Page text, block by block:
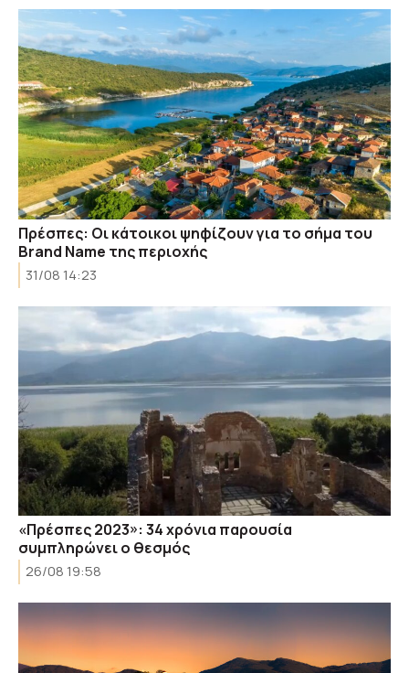
Πρέσπες: Οι κάτοικοι ψηφίζουν για το σήμα του
Brand Name της περιοχής
31/08 14:23
«Πρέσπες 2023»: 34 χρόνια παρουσία
συμπληρώνει ο θεσμός
26/08 19:58